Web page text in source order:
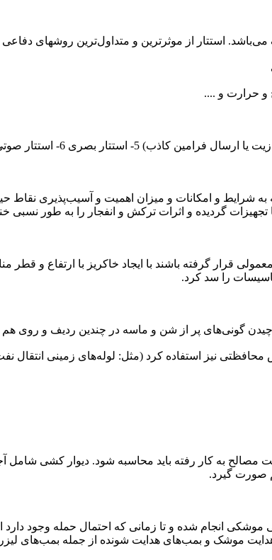
استتار از موثرترین و متداول‌ترین روشهای
و حرارت و ....
به شرایط و امکانات و میزان اهمیت و آسیب‌پذیری
گردیده و اثرات ترکش و انفجار را به طور نسبی
قرار گرفته باشند با ایجاد خاکریز با ارتفاع و
را سد کرد.
چیدن گونی‌های پر از شن و ماسه در چندین ردیف و روی
نیز استفاده کرد (مثل: لوله‌های زمینی انتقال
مصالح به کار رفته باید محاسبه شود. دیوار کشی شامل
صورت گیرد.
انجام شده و تا زمانی که احتمال حمله وجود دارد
موشک و بمب‌های هدایت شونده از جمله بمب‌های